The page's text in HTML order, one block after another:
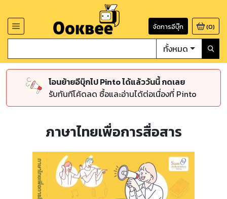
จัดการอีบุ๊ก (0)
ทั้งหมด
โอนย้ายอีบุ๊กไป Pinto ได้แล้ววันนี้ กดเลย
รับทันทีโค้ดลด ซื้อและอ่านได้ต่อเนื่องที่ Pinto
ภาษาไทยเพื่อการสื่อสาร